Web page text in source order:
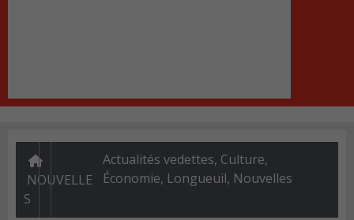
NOUVELLE
S
Actualités vedettes, Culture,
Économie, Longueuil, Nouvelles